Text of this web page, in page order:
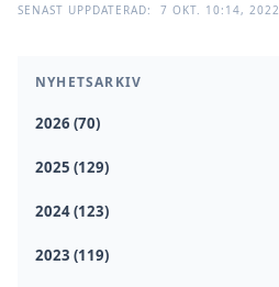
NYHETSARKIV
2026 (70)
2025 (129)
2024 (123)
2023 (119)
SENAST UPPDATERAD: 7 OKT. 10:14, 2022